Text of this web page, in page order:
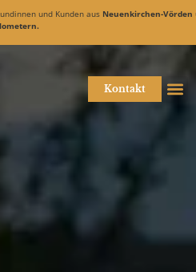
und Kunden aus Neuenkirchen-
Kontakt